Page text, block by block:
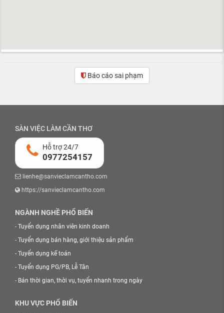
Báo cáo sai phạm
SÀN VIỆC LÀM CẦN THƠ
Hỗ trợ 24/7
0977254157
lienhe@sanvieclamcantho.com
https://sanvieclamcantho.com
NGÀNH NGHỀ PHỔ BIẾN
- Tuyển dụng nhân viên kinh doanh
- Tuyển dụng bán hàng, giới thiệu sản phẩm
- Tuyển dụng kế toán
- Tuyển dụng PG/PB, Lễ Tân
- Bán thời gian, thời vụ, tuyển nhanh trong ngày
KHU VỰC PHỔ BIẾN